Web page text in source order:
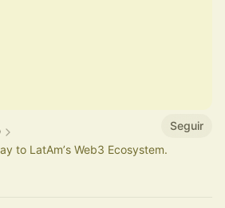
Seguir
to LatAmʼs Web3 Ecosystem.